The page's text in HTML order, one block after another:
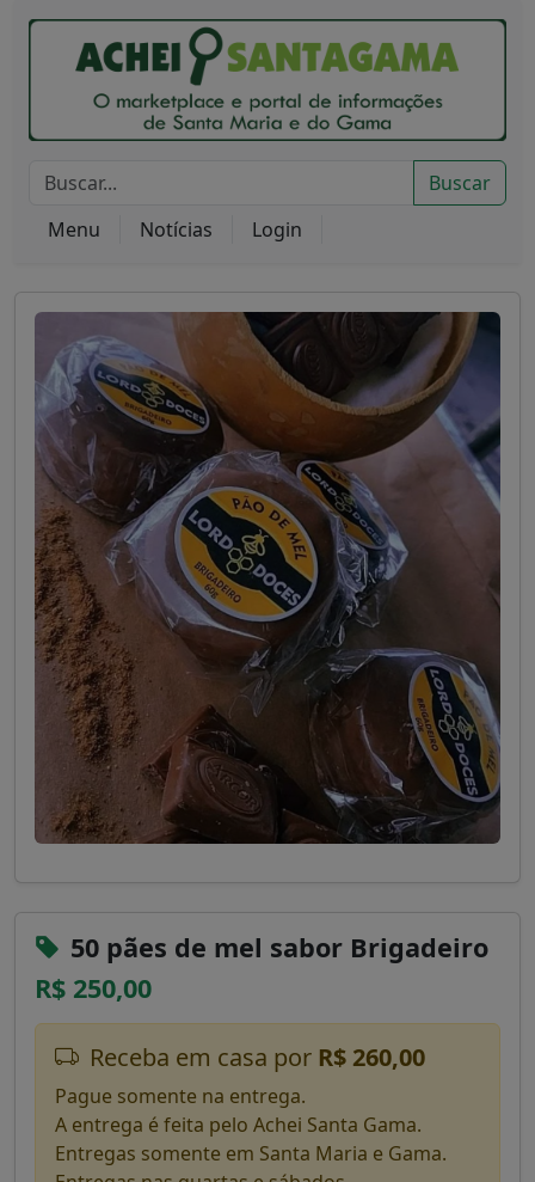
Buscar
Menu
Notícias Login
50 pães de mel sabor Brigadeiro
R$ 250,00
Receba em casa por R$ 260,00
Pague somente na entrega.
A entrega é feita pelo Achei Santa Gama.
Entregas somente em Santa Maria e Gama.